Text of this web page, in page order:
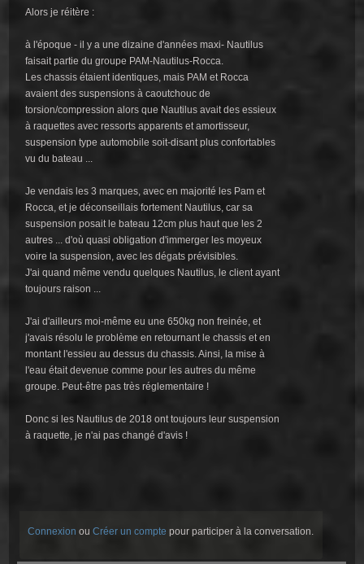
Alors je réitère :
à l'époque - il y a une dizaine d'années maxi- Nautilus
faisait partie du groupe PAM-Nautilus-Rocca.
Les chassis étaient identiques, mais PAM et Rocca
avaient des suspensions à caoutchouc de
torsion/compression alors que Nautilus avait des essieux
à raquettes avec ressorts apparents et amortisseur,
suspension type automobile soit-disant plus confortables
vu du bateau ...
Je vendais les 3 marques, avec en majorité les Pam et
Rocca, et je déconseillais fortement Nautilus, car sa
suspension posait le bateau 12cm plus haut que les 2
autres ... d'où quasi obligation d'immerger les moyeux
voire la suspension, avec les dégats prévisibles.
J'ai quand même vendu quelques Nautilus, le client ayant
toujours raison ...
J'ai d'ailleurs moi-même eu une 650kg non freinée, et
j'avais résolu le problème en retournant le chassis et en
montant l'essieu au dessus du chassis. Ainsi, la mise à
l'eau était devenue comme pour les autres du même
groupe. Peut-être pas très réglementaire !
Donc si les Nautilus de 2018 ont toujours leur suspension
à raquette, je n'ai pas changé d'avis !
Connexion ouCréer un compte pour participer à la conversation.